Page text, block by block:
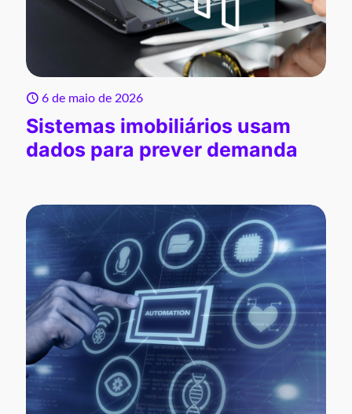
6 de maio de 2026
Sistemas imobiliários usam
dados para prever demanda